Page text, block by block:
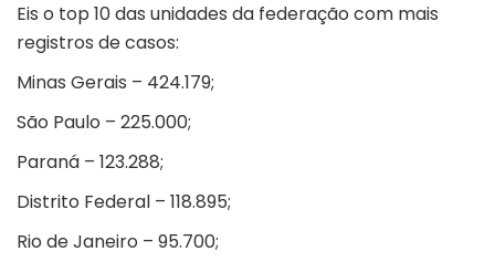
Eis o top 10 das unidades da federação com mais
registros de casos:
Minas Gerais – 424.179;
São Paulo – 225.000;
Paraná – 123.288;
Distrito Federal – 118.895;
Rio de Janeiro – 95.700;